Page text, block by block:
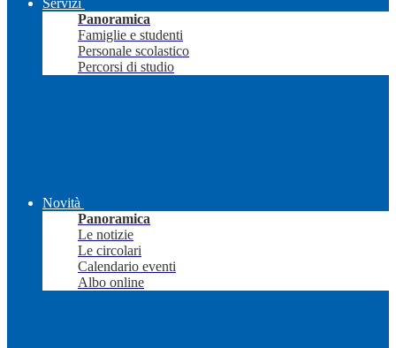
Servizi
Panoramica
Famiglie e studenti
Personale scolastico
Percorsi di studio
Novità
Panoramica
Le notizie
Le circolari
Calendario eventi
Albo online